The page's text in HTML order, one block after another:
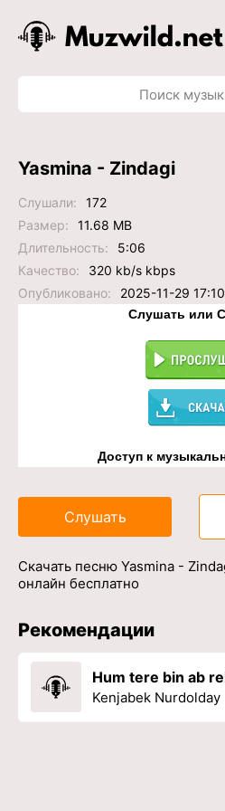
Yasmina - Zindagi
Слушали:
172
Размер:
11.68 MB
Длительность:
5:06
Качество:
320 kb/s kbps
Опубликовано:
2025-11-29
Слушать или
Доступ к
Слушать
Скачать песню Yasmina -
онлайн бесплатно
Рекомендации
Hum tere bin ab
Kenjabek Nurdolday